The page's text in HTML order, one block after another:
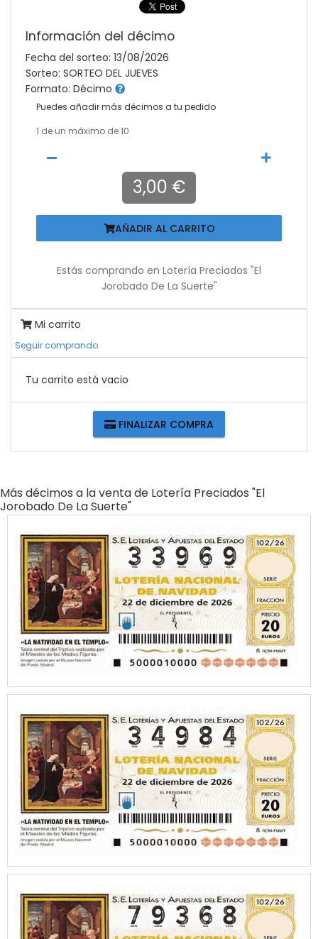
Información del décimo
Fecha del sorteo: 13/08/2026
Sorteo: SORTEO DEL JUEVES
Formato: Décimo
Puedes añadir más décimos a tu pedido
1 de un máximo de 10
3,00 €
AÑADIR AL CARRITO
Estás comprando en Lotería Preciados "el
Jorobado De La Suerte"
Mi carrito
Seguir comprando
Tu carrito está vacio
FINALIZAR COMPRA
Más décimos a la venta de Lotería Preciados "el
Jorobado De La Suerte"